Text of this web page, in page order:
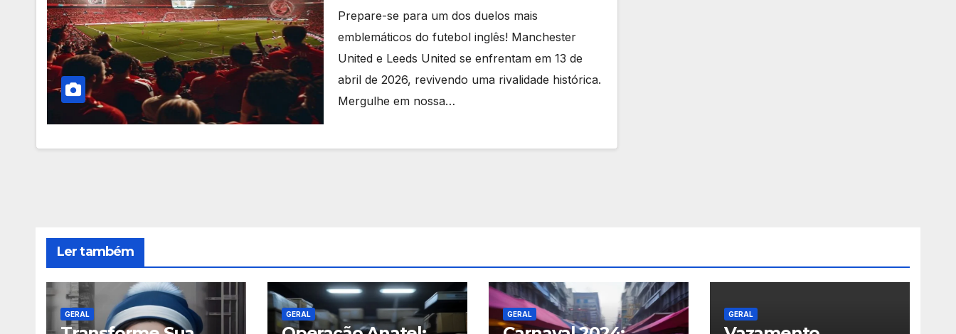
(13/04/2026)
Prepare-se para um dos duelos mais
emblemáticos do futebol inglês! Manchester
United e Leeds United se enfrentam em 13 de
abril de 2026, revivendo uma rivalidade histórica.
Mergulhe em nossa…
Ler também
GERAL GERAL GERAL GERAL